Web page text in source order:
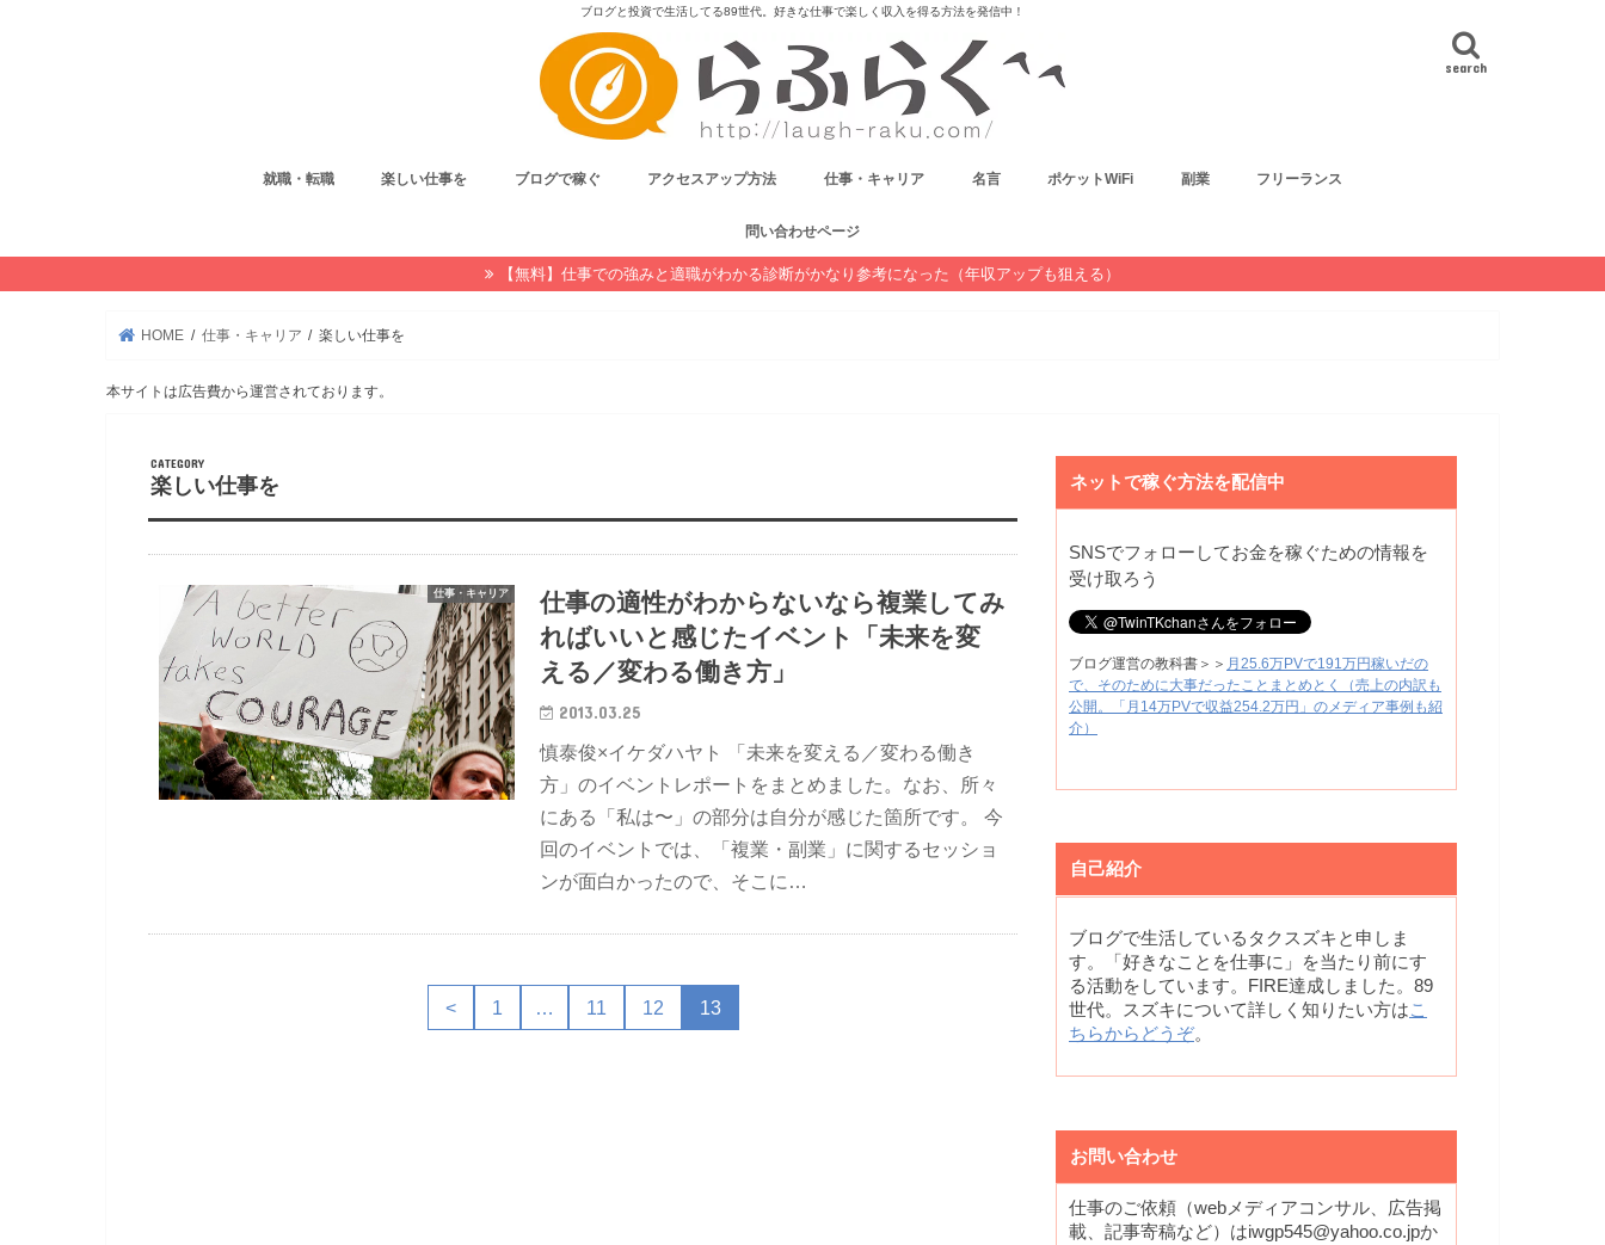
ブログと投資で生活してる89世代。好きな仕事で楽しく収入を得る方法を発信中！
search
就職・転職 楽しい仕事を ブログで稼ぐ アクセスアップ方法 仕事・キャリア 名言 ポケットWiFi 副業 フリーランス
問い合わせページ
【無料】仕事での強みと適職がわかる診断がかなり参考になった（年収アップも狙える）
HOME 仕事・キャリア 楽しい仕事を
本サイトは広告費から運営されております。
楽しい仕事を
仕事・キャリア
仕事の適性がわからないなら複業してみ
ればいいと感じたイベント「未来を変
える／変わる働き方」
2013.03.25
慎泰俊×イケダハヤト 「未来を変える／変わる働き
方」のイベントレポートをまとめました。なお、所々
にある「私は〜」の部分は自分が感じた箇所です。 今
回のイベントでは、「複業・副業」に関するセッショ
ンが面白かったので、そこに…
< 1 … 11 12 13
ネットで稼ぐ方法を配信中
SNSでフォローしてお金を稼ぐための情報を
受け取ろう
ブログ運営の教科書＞＞ 月25.6万PVで191万円稼いだの
で、そのために大事だったことまとめとく（売上の内訳も
公開。「月14万PVで収益254.2万円」のメディア事例も紹
介）
自己紹介
ブログで生活しているタクスズキと申しま
す。「好きなことを仕事に」を当たり前にす
る活動をしています。FIRE達成しました。89
世代。スズキについて詳しく知りたい方はこ
ちらからどうぞ。
お問い合わせ
仕事のご依頼（webメディアコンサル、広告掲
載、記事寄稿など）はiwgp545@yahoo.co.jpか